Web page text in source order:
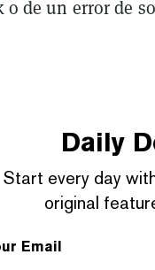
o de un error de
Daily
Start every day
original
Email